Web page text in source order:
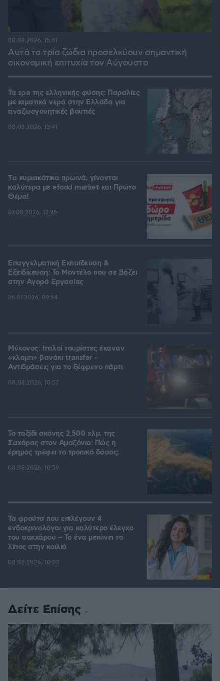
Αυτά τα τρία ζώδια προσελκύουν σημαντική
οικονομική επιτυχία τον Αύγουστο
08.08.2026, 15:41
Τα spa της ελληνικής φύσης: Παραλίες
με ιαματικά νερά στην Ελλάδα για
αναζωογονητικές βουτιές
08.08.2026, 13:41
Tα κυριακάτικα πρωινά, γίνονται
καλύτερα με efood market και Πρώτο
Θέμα!
07.08.2026, 12:25
Επαγγελματική Εκπαίδευση &
Εξειδίκευση: Το Mοντέλο που σε Bάζει
στην Aγορά Eργασίας
26.07.2026, 09:54
Μύκονος: Ιταλοί τουρίστες έκαναν
«κλαμπ» βανάκι transfer -
Αντιδράσεις για το ξέφρενο πάρτι
08.08.2026, 10:57
Το ταξίδι σκόνης 2.500 χλμ. της
Σαχάρας στον Αμαζόνιο: Πώς η
έρημος τρέφει το τροπικό δάσος;
08.08.2026, 10:59
Τα φρούτα που επιλέγουν 4
ενδοκρινολόγοι για καλύτερο έλεγχο
του σακχάρου – Το ένα μειώνει το
λίπος στην κοιλιά
08.08.2026, 10:02
Δείτε Επίσης